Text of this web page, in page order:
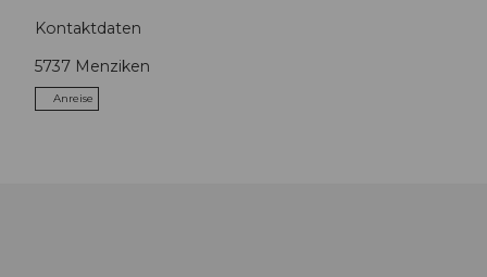
Kontaktdaten
5737 Menziken
Anreise